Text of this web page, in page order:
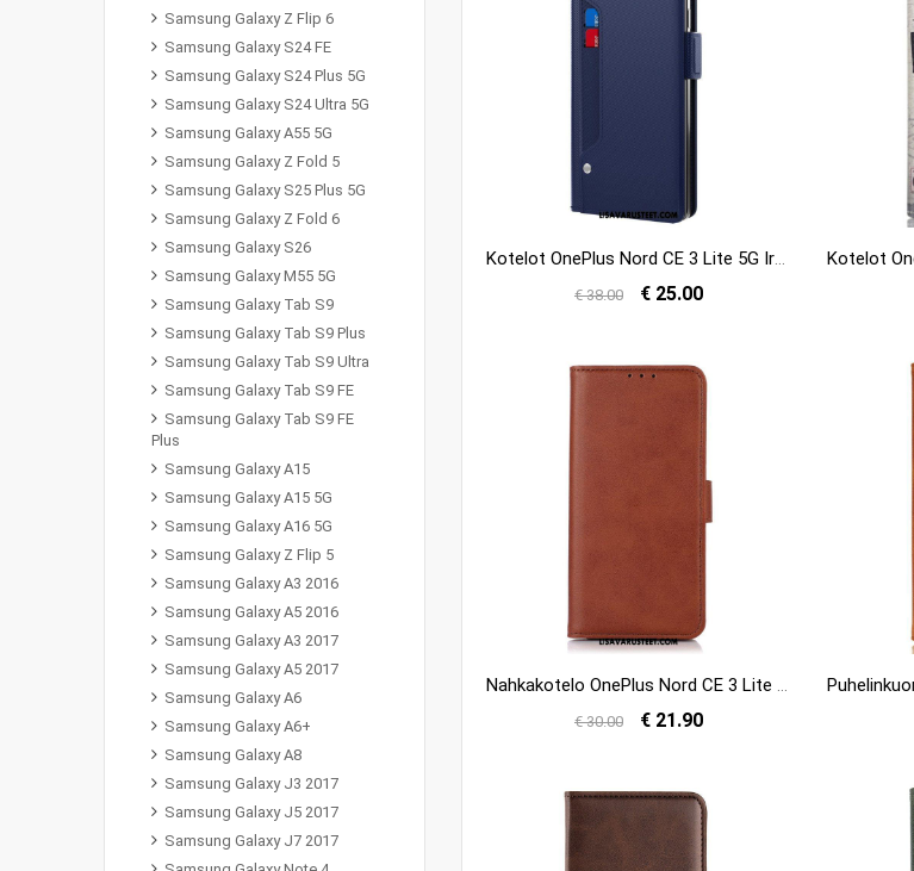
Samsung Galaxy Z Flip 6
Samsung Galaxy S24 FE
Samsung Galaxy S24 Plus 5G
Samsung Galaxy S24 Ultra 5G
Samsung Galaxy A55 5G
Samsung Galaxy Z Fold 5
Samsung Galaxy S25 Plus 5G
Samsung Galaxy Z Fold 6
Samsung Galaxy S26
Samsung Galaxy M55 5G
Samsung Galaxy Tab S9
Samsung Galaxy Tab S9 Plus
Samsung Galaxy Tab S9 Ultra
Samsung Galaxy Tab S9 FE
Samsung Galaxy Tab S9 FE
Plus
Samsung Galaxy A15
Samsung Galaxy A15 5G
Samsung Galaxy A16 5G
Samsung Galaxy Z Flip 5
Samsung Galaxy A3 2016
Samsung Galaxy A5 2016
Samsung Galaxy A3 2017
Samsung Galaxy A5 2017
Samsung Galaxy A6
Samsung Galaxy A6+
Samsung Galaxy A8
Samsung Galaxy J3 2017
Samsung Galaxy J5 2017
Samsung Galaxy J7 2017
€ 38.00 € 25.00
€ 30.00 € 21.90